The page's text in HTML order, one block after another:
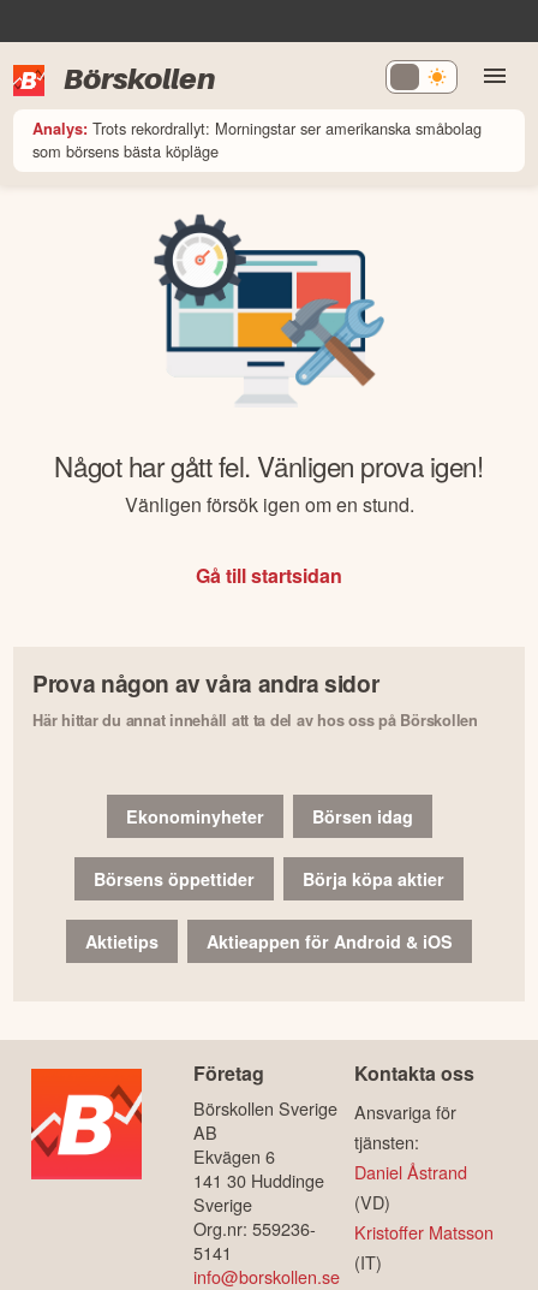
Börskollen
Analys: Trots rekordrallyt: Morningstar ser amerikanska småbolag
som börsens bästa köpläge
Något har gått fel. Vänligen prova igen!
Vänligen försök igen om en stund.
Gå till startsidan
Prova någon av våra andra sidor
Här hittar du annat innehåll att ta del av hos oss på Börskollen
Ekonominyheter Börsen idag
Börsens öppettider Börja köpa aktier
Aktietips Aktieappen för Android & iOS
Företag
Börskollen Sverige
AB
Ekvägen 6
141 30 Huddinge
Sverige
Org.nr: 559236-
5141
info@borskollen.se
Kontakta oss
Ansvariga för
tjänsten:
Daniel Åstrand
(VD)
Kristoffer Matsson
(IT)